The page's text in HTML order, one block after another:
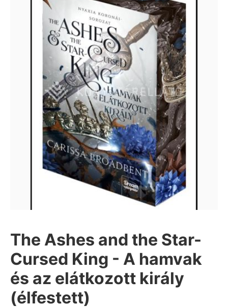
The Ashes and the Star-
Cursed King - A hamvak
és az elátkozott király
(élfestett)